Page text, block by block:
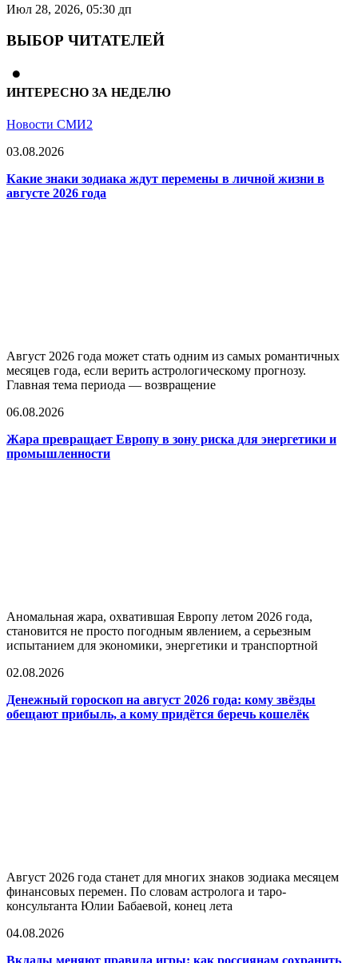
Июл 28, 2026, 05:30 дп
ВЫБОР ЧИТАТЕЛЕЙ
ИНТЕРЕСНО ЗА НЕДЕЛЮ
Новости СМИ2
03.08.2026
Какие знаки зодиака ждут перемены в личной жизни в
августе 2026 года
Август 2026 года может стать одним из самых романтичных
месяцев года, если верить астрологическому прогнозу.
Главная тема периода — возвращение
06.08.2026
Жара превращает Европу в зону риска для энергетики и
промышленности
Аномальная жара, охватившая Европу летом 2026 года,
становится не просто погодным явлением, а серьезным
испытанием для экономики, энергетики и транспортной
02.08.2026
Денежный гороскоп на август 2026 года: кому звёзды
обещают прибыль, а кому придётся беречь кошелёк
Август 2026 года станет для многих знаков зодиака месяцем
финансовых перемен. По словам астролога и таро-
консультанта Юлии Бабаевой, конец лета
04.08.2026
Вклады меняют правила игры: как россиянам сохранить